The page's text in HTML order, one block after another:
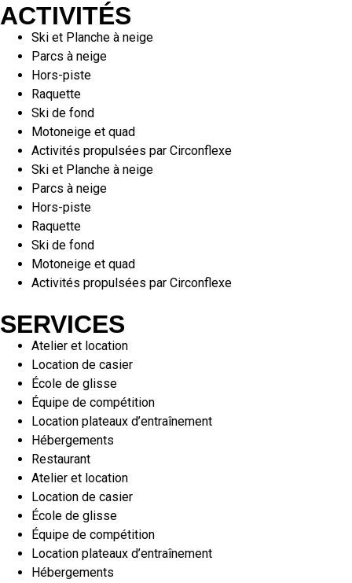
ACTIVITÉS
Ski et Planche à neige
Parcs à neige
Hors-piste
Raquette
Ski de fond
Motoneige et quad
Activités propulsées par Circonflexe
Ski et Planche à neige
Parcs à neige
Hors-piste
Raquette
Ski de fond
Motoneige et quad
Activités propulsées par Circonflexe
SERVICES
Atelier et location
Location de casier
École de glisse
Équipe de compétition
Location plateaux d’entraînement
Hébergements
Restaurant
Atelier et location
Location de casier
École de glisse
Équipe de compétition
Location plateaux d’entraînement
Hébergements